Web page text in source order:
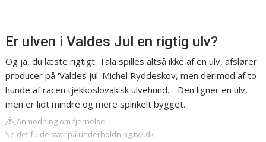
Er ulven i Valdes Jul en rigtig ulv?
Og ja, du læste rigtigt. Tala spilles altså ikke af en ulv, afslører
producer på 'Valdes jul' Michel Ryddeskov, men derimod af to
hunde af racen tjekkoslovakisk ulvehund. - Den ligner en ulv,
men er lidt mindre og mere spinkelt bygget.
Anmodning om fjernelse
Se det fulde svar på underholdning.tv2.dk